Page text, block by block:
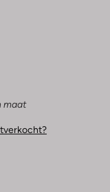
maat